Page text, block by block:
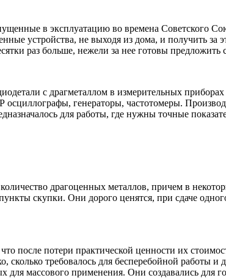
в эксплуатацию во времена Советского
устройства, не выходя из дома, и получить за
раз больше, нежели за нее готовы предложить
с драгметаллом в измерительных приборах
генераторы, частотомеры.
для работы, где нужны точные
драгоценных металлов, причем в
скупки. Они дорого ценятся, при сдаче
после потери практической ценности их
требовалось для бесперебойной работы и
для массового применения. Они создавались для